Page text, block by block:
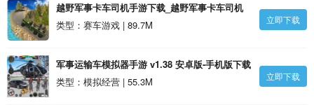
越野军事卡车司机手游下载_越野军事卡车司机
v1.0 安卓版
类型：赛车游戏 | 89.7M 立即下载
军事运输车模拟器手游 v1.38 安卓版-手机版下载
类型：模拟经营 | 55.3M
立即下载